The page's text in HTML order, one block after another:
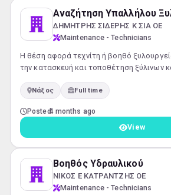
Αναζήτηση Υπαλλήλου
ΔΗΜΗΤΡΗΣ ΣΙΔΕΡΗΣ Κ ΣΙΑ ΟΕ
Maintenance - Technicians
Η θέση αφορά τεχνίτη ή βοηθό
την κατασκευή και τοποθέτηση ξύλινων
στάδια της εργασίας, από την κατασκευή
εργασίες περιλαμβάνουν την κατασκευή
και ντουλαπών, τη βαφή και το φινίρισμα
και την τοποθέτ...
Νάξος Full time
Posted4 months ago
View
Βοηθός Υδραυλικού
ΝΙΚΟΣ Ε ΚΑΤΡΑΝΤΖΗΣ ΟΕ
Maintenance - Technicians